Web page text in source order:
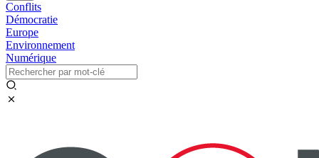
Conflits
Démocratie
Europe
Environnement
Numérique